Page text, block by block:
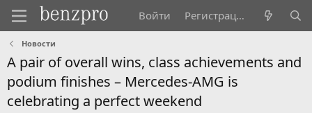
Войти Регистрация
Новости
A pair of overall wins, class achievements and
podium finishes – Mercedes-AMG is
celebrating a perfect weekend